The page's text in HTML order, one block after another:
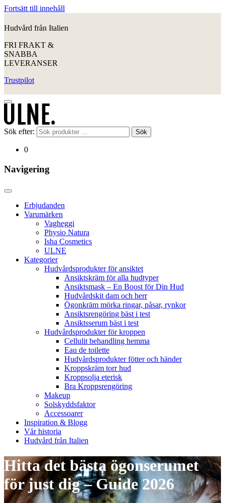
Fortsätt till innehåll
Hudvård från Italien
FRI FRAKT &
SNABBA
LEVERANSER
Trustpilot
Sök efter: Sök
0
Navigering
Erbjudanden
Varumärken
Vagheggi
Physio Natura
Isha Cosmetics
ULNE
Kategorier
Hudvårdsprodukter för ansiktet
Ansiktskräm för alla hudtyper
Ansiktsmask – En Boost för Din Hud
Hudvårdskit dam och herr
Ögonkräm mörka ringar, påsar, rynkor
Ansiktsrengöring bäst i test
Ansiktsserum bäst i test
Hudvårdsprodukter för kroppen
Cellulit behandling hemma
Eau de toilette
Hudvårdsprodukter fötter och händer
Kroppskräm torr hud
Kroppsolja eterisk
Bra Kroppsrengöring
Makeup
Solskyddsfaktor
Accessoarer
Inspiration & Blogg
Vår historia
Hudvård från Italien
Hitta det bästa ögonserumet
för just dig – Guide 2026